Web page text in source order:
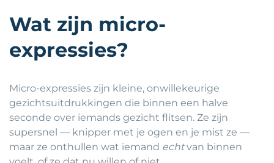
Wat zijn micro-
expressies?
Micro-expressies zijn kleine, onwillekeurige
gezichtsuitdrukkingen die binnen een halve
seconde over iemands gezicht flitsen. Ze zijn
supersnel — knipper met je ogen en je mist ze —
maar ze onthullen wat iemand echtvan binnen